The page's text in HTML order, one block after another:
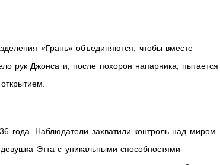
«Грань» объединяются, чтобы вместе
рук Джонса и, после похорон напарника, пытается
года. Наблюдатели захватили контроль над миром.
Этта с уникальными способностями